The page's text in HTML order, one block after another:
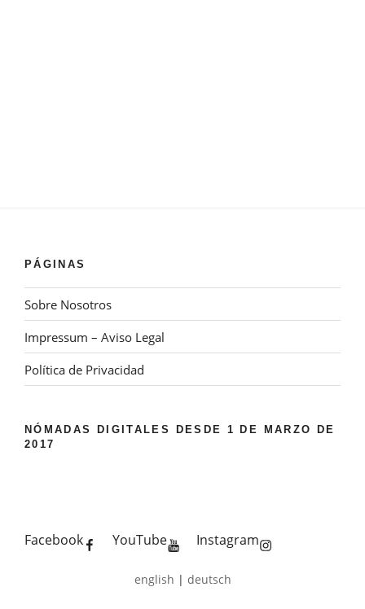
PÁGINAS
Sobre Nosotros
Impressum – Aviso Legal
Política de Privacidad
NÓMADAS DIGITALES DESDE 1 DE MARZO DE
2017
Facebook YouTube Instagram
english | deutsch